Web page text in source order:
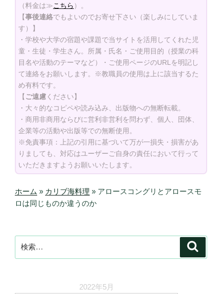
（料金は≫こちら ）。
【事後連絡でもよいのでお寄せ下さい（楽しみにしていま
す）】
・学校や大学の宿題や課題で当サイトを活用してくれた児
童・生徒・学生さん。所属・氏名・ご使用目的（授業の科
目名や活動のテーマなど）・ご使用ページのURLを明記し
て連絡をお願いします。※教職員の使用は上に該当するた
め有料です。
【 ご遠慮ください】
・大々的なコピペや読み込み、出版物への無断転載。
・商用非商用ならびに営利非営利を問わず、個人、団体、
企業等の活動や出版等での無断使用。
※免責事項：上記の引用に基づいて万が一損失・損害があ
りましても、対応はユーザーご自身の責任において行って
いただきますようお願いいたします。
ホーム » カリブ海料理 » アロースコングリとアロースモ
ロは同じものか違うのか
索:
2022年5月